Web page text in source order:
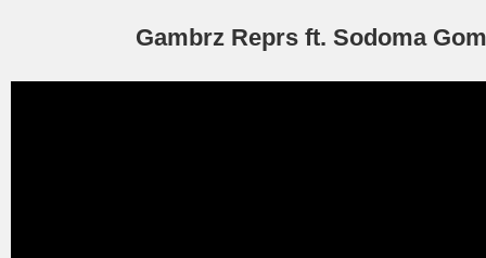
Gambrz Reprs ft. Sodoma